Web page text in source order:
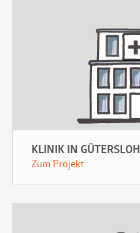
KLINIK IN GÜTERSLOH
Zum Projekt